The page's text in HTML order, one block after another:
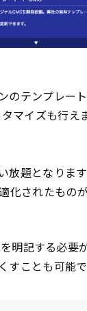
テンプレー
マイズも行えま
題となります
化されたもの
記する必要が
ことも可能で